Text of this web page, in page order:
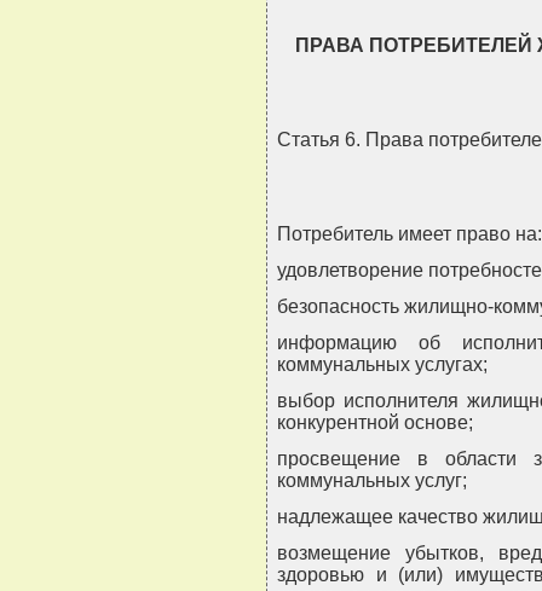
ПРАВА
Статья 6. Права
Потребитель имеет право на:
удовлетворение
безопасность жилищно-
информацию об
коммунальных услугах;
выбор исполнителя
конкурентной основе;
просвещение в области
коммунальных услуг;
надлежащее качество
возмещение убытков,
здоровью и (или)